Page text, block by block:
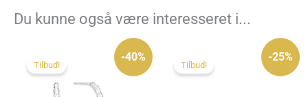
Du kunne også være interesseret i...
-40%
Tilbud!
pris
var:
495 kr..
er:
-25%
Tilbud!
pris
var:
395 kr..
er: